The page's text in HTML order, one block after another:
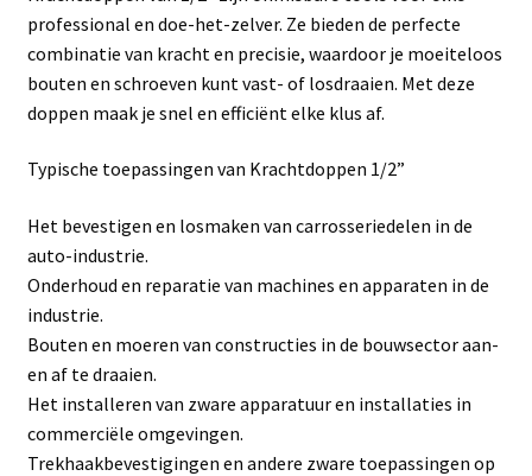
Blog
Contact
Klantenservice
Linkpartners
Over Ons
Overzicht
professional en doe-het-zelver. Ze bieden de perfecte
combinatie van kracht en precisie, waardoor je moeiteloos
bouten en schroeven kunt vast- of losdraaien. Met deze
doppen maak je snel en efficiënt elke klus af.
Typische toepassingen van Krachtdoppen 1/2”
Het bevestigen en losmaken van carrosseriedelen in de
auto-industrie.
Onderhoud en reparatie van machines en apparaten in de
industrie.
Bouten en moeren van constructies in de bouwsector aan-
en af te draaien.
Het installeren van zware apparatuur en installaties in
commerciële omgevingen.
Trekhaakbevestigingen en andere zware toepassingen op